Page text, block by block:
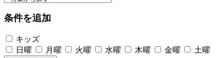
条件を追加
キッズ
日曜
月曜 火曜 水曜 木曜 金曜 土曜